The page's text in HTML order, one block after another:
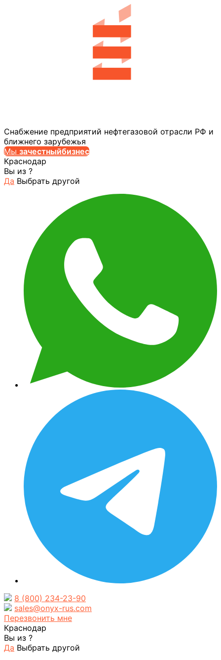
Снабжение предприятий нефтегазовой отрасли РФ и
ближнего зарубежья
Мы зачестныйбизнес
Краснодар
Вы из ?
Да Выбрать другой
8 (800) 234-23-90
sales@onyx-rus.com
Перезвонить мне
Краснодар
Вы из ?
Да Выбрать другой